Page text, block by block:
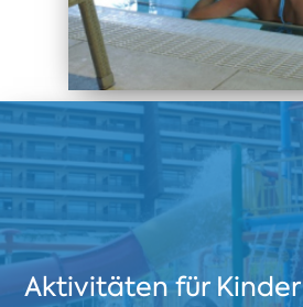
Aktivitäten für Kinder